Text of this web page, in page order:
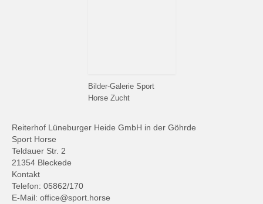
Bilder-Galerie Sport
Horse Zucht
Reiterhof Lüneburger Heide GmbH in der Göhrde
Sport Horse
Teldauer Str. 2
21354 Bleckede
Kontakt
Telefon: 05862/170
E-Mail: office@sport.horse